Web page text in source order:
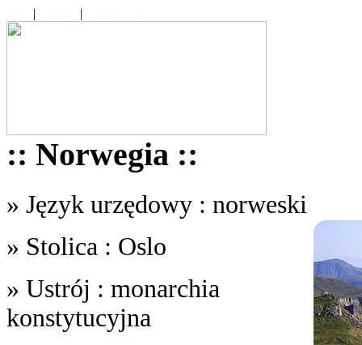
| |
:: Norwegia ::
» Język urzędowy : norweski
» Stolica : Oslo
» Ustrój : monarchia
konstytucyjna